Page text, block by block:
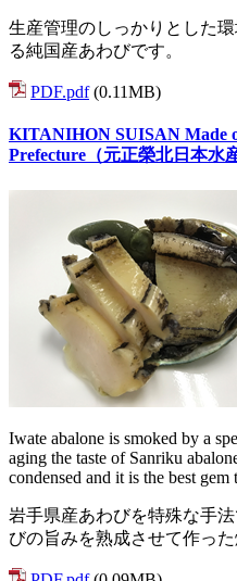
生産管理のしっかりとした
る純国産あわびです。
PDF.pdf (0.11MB)
KITANIHON SUISAN Made
Prefecture（元正榮北日本水
Iwate abalone is smoked by a
aging the taste of Sanriku
condensed and it is the best
岩手県産あわびを特殊な手
びの旨みを熟成させて作った